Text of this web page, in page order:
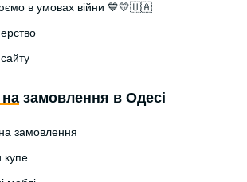
в умовах війни 💙💛🇺🇦
замовлення в Одесі
замовлення